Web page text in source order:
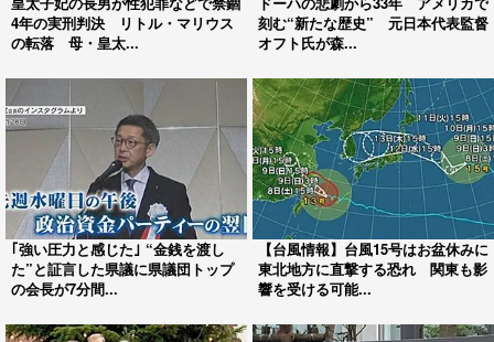
4年の実刑判決 リトル・マリウス
の転落 母・皇太...
刻む“新たな歴史” 元日本代表監督
オフト氏が森...
｢強い圧力と感じた｣ “金銭を渡し
た”と証言した県議に県議団トップ
の会長が7分間...
【台風情報】台風15号はお盆休みに
東北地方に直撃する恐れ 関東も影
響を受ける可能...